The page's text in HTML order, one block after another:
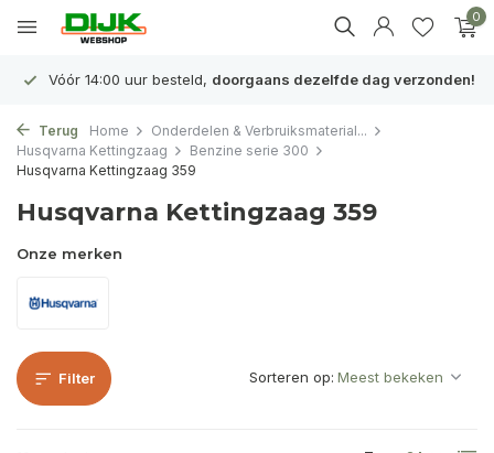
0
Vóór 14:00 uur besteld, doorgaans dezelfde dag verzonden!
Terug Home
Onderdelen & Verbruiksmaterial...
Husqvarna Kettingzaag
Benzine serie 300
Husqvarna Kettingzaag 359
Husqvarna Kettingzaag 359
Onze merken
Filter Sorteren op: